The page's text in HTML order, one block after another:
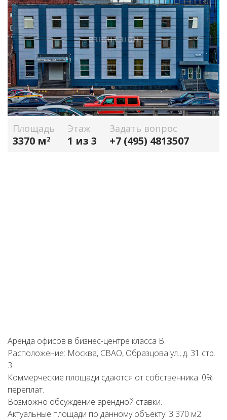
Площадь
3370 м2
Этаж
1 из 3
Задать вопрос
+7 (495) 4813507
Аренда офисов в бизнес-центре класса В.
Расположение: Москва, СВАО, Образцова ул., д. 31 стр.
3.
Коммерческие площади сдаются от собственника. 0%
переплат.
Возможно обсуждение арендной ставки.
Актуальные площади по данному объекту: 3 370 м2